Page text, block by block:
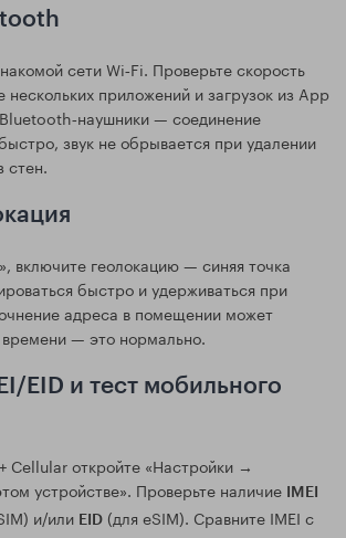
сети Wi‑Fi. Проверьте скорость
нескольких приложений и загрузок из App
— соединение
звук не обрывается при удалении
стен.
включите геолокацию — синяя точка
быстро и удерживаться при
адреса в помещении может
— это нормально.
EID и тест мобильного
Cellular откройте «Настройки →
устройстве». Проверьте наличие
IMEI
и/или EID (для eSIM). Сравните IMEI с